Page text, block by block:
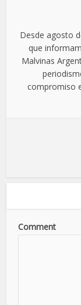
Desde agosto
que
Malvinas
compromiso
Comment